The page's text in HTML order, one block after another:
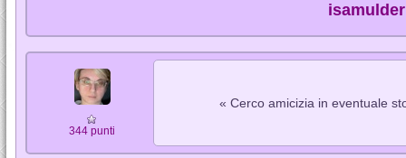
344 punti
« Cerco amicizia in eventuale